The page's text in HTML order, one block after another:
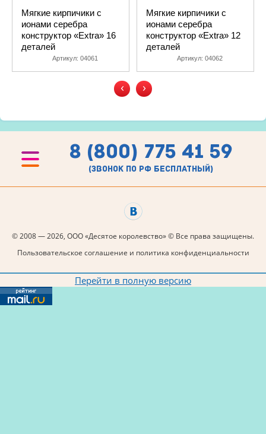
Мягкие кирпичики с
ионами серебра
конструктор «Extra» 16
деталей
Артикул: 04061
Мягкие кирпичики с
ионами серебра
конструктор «Extra» 12
деталей
Артикул: 04062
‹ ›
8 (800) 775 41 59
(звонок по рф бесплатный)
© 2008 — 2026, ООО «Десятое королевство» © Все права защищены.
Пользовательское соглашение и политика конфиденциальности
Перейти в полную версию